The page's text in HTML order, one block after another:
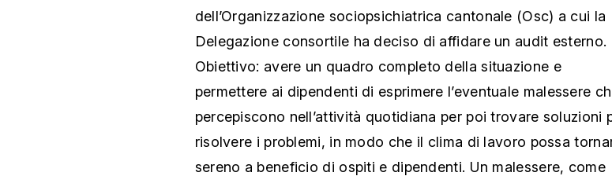
dell’Organizzazione sociopsichiatrica cantonale (Osc) a cui la
Delegazione consortile ha deciso di affidare un audit esterno.
Obiettivo: avere un quadro completo della situazione e
permettere ai dipendenti di esprimere l’eventuale malessere
percepiscono nell’attività quotidiana per poi trovare soluzioni
risolvere i problemi, in modo che il clima di lavoro possa
sereno a beneficio di ospiti e dipendenti. Un malessere, come